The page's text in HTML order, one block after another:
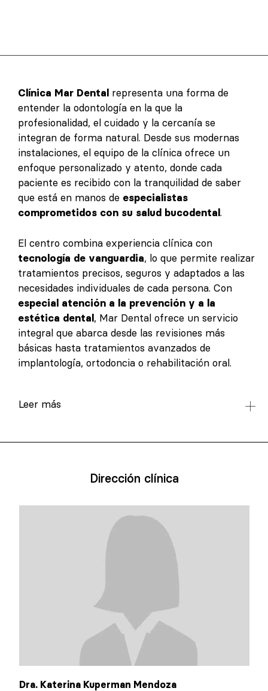
Clínica Mar Dental representa una forma de
entender la odontología en la que la
profesionalidad, el cuidado y la cercanía se
integran de forma natural. Desde sus modernas
instalaciones, el equipo de la clínica ofrece un
enfoque personalizado y atento, donde cada
paciente es recibido con la tranquilidad de saber
que está en manos de especialistas
comprometidos con su salud bucodental.
El centro combina experiencia clínica con
tecnología de vanguardia, lo que permite realizar
tratamientos precisos, seguros y adaptados a las
necesidades individuales de cada persona. Con
especial atención a la prevención y a la
estética dental, Mar Dental ofrece un servicio
integral que abarca desde las revisiones más
básicas hasta tratamientos avanzados de
implantología, ortodoncia o rehabilitación oral.
Leer más
Dirección clínica
Dra. Katerina Kuperman Mendoza